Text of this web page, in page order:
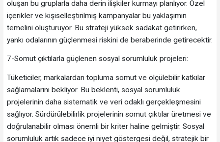
oluşan bu gruplarla daha derin ilişkiler kurmayı planlıyor. Özel
içerikler ve kişiselleştirilmiş kampanyalar bu yaklaşımın
temelini oluşturuyor. Bu strateji yüksek sadakat getirirken,
yankı odalarının güçlenmesi riskini de beraberinde getirecektir.
7-Somut çıktılarla güçlenen sosyal sorumluluk projeleri:
Tüketiciler, markalardan topluma somut ve ölçülebilir katkılar
sağlamalarını bekliyor. Bu beklenti, sosyal sorumluluk
projelerinin daha sistematik ve veri odaklı gerçekleşmesini
sağlıyor. Sürdürülebilirlik projelerinin somut çıktılar üretmesi ve
doğrulanabilir olması önemli bir kriter haline gelmiştir. Sosyal
sorumluluk artık sadece iyi niyet göstergesi değil, stratejik bir